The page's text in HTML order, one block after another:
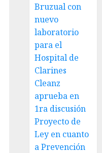
Bruzual con
nuevo
laboratorio
para el
Hospital de
Clarines
Cleanz
aprueba en
1ra discusión
Proyecto de
Ley en cuanto
a Prevención